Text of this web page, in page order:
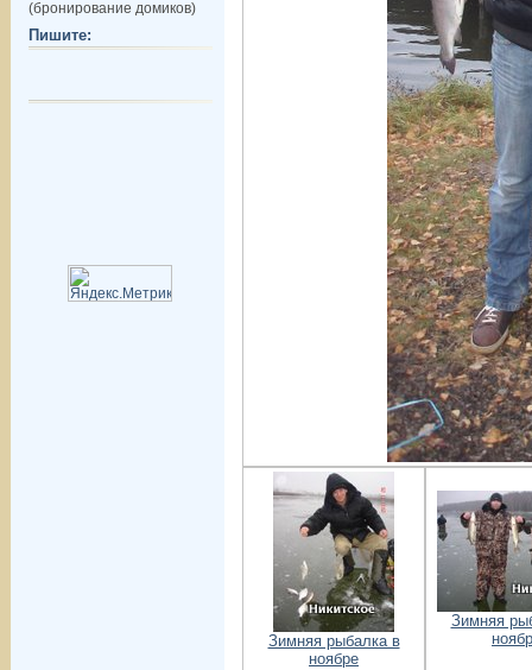
(бронирование домиков)
Пишите:
Зимняя рыбалка в
ноябре
Зимняя